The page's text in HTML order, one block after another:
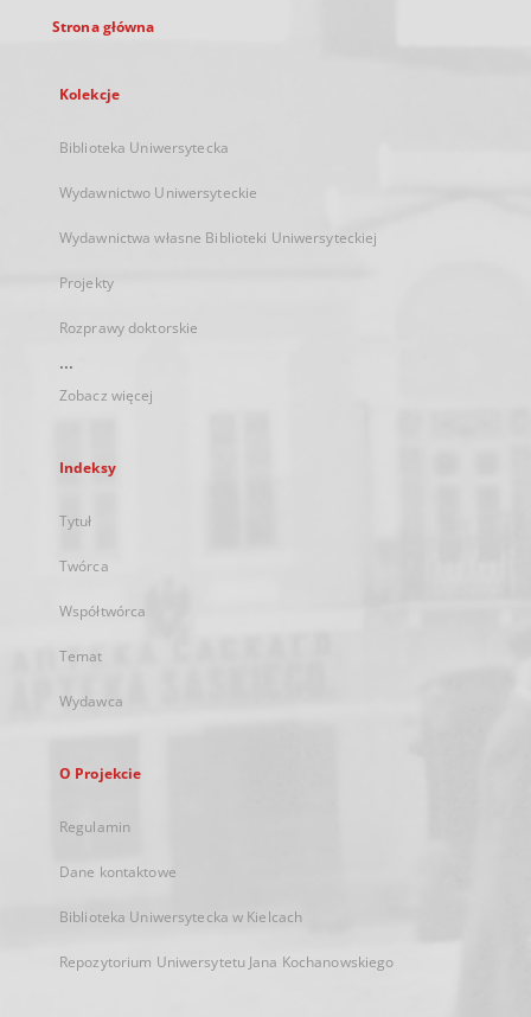
Strona główna
Kolekcje
Biblioteka Uniwersytecka
Wydawnictwo Uniwersyteckie
Wydawnictwa własne Biblioteki Uniwersyteckiej
Projekty
Rozprawy doktorskie
...
Zobacz więcej
Indeksy
Tytuł
Twórca
Współtwórca
Temat
Wydawca
O Projekcie
Regulamin
Dane kontaktowe
Biblioteka Uniwersytecka w Kielcach
Repozytorium Uniwersytetu Jana Kochanowskiego